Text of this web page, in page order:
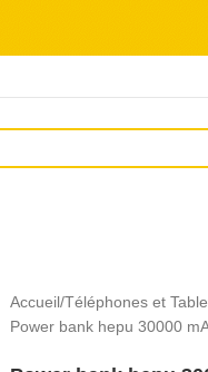
Accueil Téléphones et
Power bank hepu 30000